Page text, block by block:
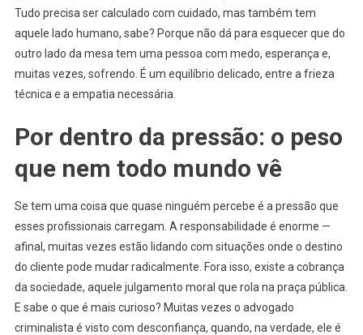
Tudo precisa ser calculado com cuidado, mas também tem
aquele lado humano, sabe? Porque não dá para esquecer que do
outro lado da mesa tem uma pessoa com medo, esperança e,
muitas vezes, sofrendo. É um equilíbrio delicado, entre a frieza
técnica e a empatia necessária.
Por dentro da pressão: o peso
que nem todo mundo vê
Se tem uma coisa que quase ninguém percebe é a pressão que
esses profissionais carregam. A responsabilidade é enorme —
afinal, muitas vezes estão lidando com situações onde o destino
do cliente pode mudar radicalmente. Fora isso, existe a cobrança
da sociedade, aquele julgamento moral que rola na praça pública.
E sabe o que é mais curioso? Muitas vezes o advogado
criminalista é visto com desconfiança, quando, na verdade, ele é